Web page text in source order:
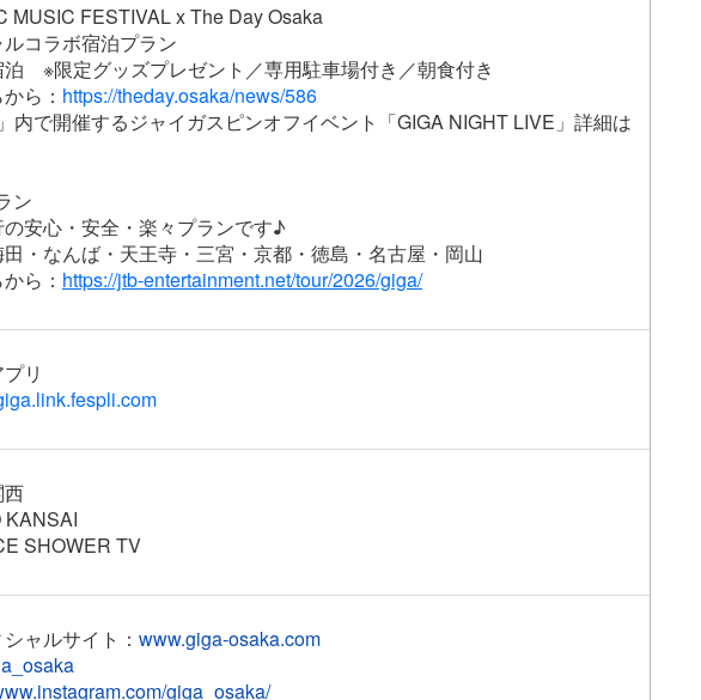
MUSIC FESTIVAL x The Day Osaka
コラボ宿泊プラン
泊 ※限定グッズプレゼント／専用駐車場付き／朝食付き
ら： https://theday.osaka/news/586
内で開催するジャイガスピンオフイベント「GIGA NIGHT LIVE」詳細は
ン
安心・安全・楽々プランです♪
・なんば・天王寺・三宮・京都・徳島・名古屋・岡山
ら： https://jtb-entertainment.net/tour/2026/giga/
リ
西
KANSAI
SHOWER TV
ャルサイト： www.giga-osaka.com
giga_osaka/